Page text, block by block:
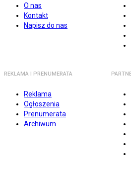
O nas
Kontakt
Napisz do nas
REKLAMA I PRENUMERATA
Reklama
Ogłoszenia
Prenumerata
Archiwum